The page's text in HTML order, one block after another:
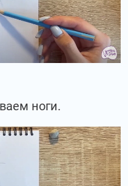
ноги.